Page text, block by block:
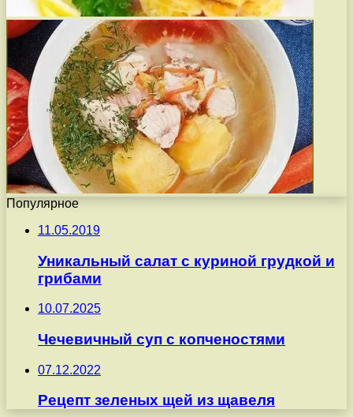
Популярное
11.05.2019
Уникальный салат с куриной грудкой и
грибами
10.07.2025
Чечевичный суп с копченостями
07.12.2022
Рецепт зеленых щей из щавеля